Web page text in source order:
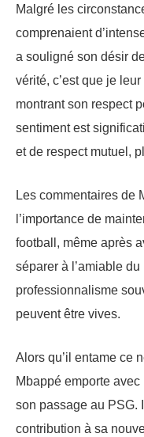
Malgré les
comprenaient
a souligné son désir
vérité, c’est que je
montrant son respect
sentiment est
et de respect mutuel,
Les commentaires de
l’importance de
football, même après
séparer à l’amiable
professionnalisme
peuvent être vives.
Alors qu’il entame ce
Mbappé emporte
son passage au PSG.
contribution à sa